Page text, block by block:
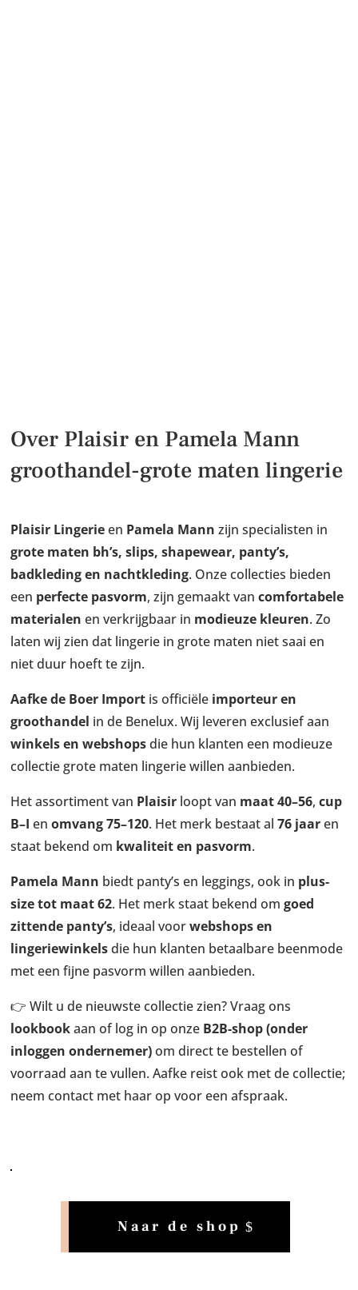
Over Plaisir en Pamela Mann
groothandel-grote maten lingerie
Plaisir Lingerieen Pamela Mann zijn specialisten in
grote maten bh’s, slips, shapewear, panty’s,
badkleding en nachtkleding. Onze collecties bieden
een perfecte pasvorm, zijn gemaakt vancomfortabele
materialen en verkrijgbaar in modieuze kleuren. Zo
laten wij zien dat lingerie in grote maten niet saai en
niet duur hoeft te zijn.
Aafke de Boer Import is officiële importeur en
groothandel in de Benelux. Wij leveren exclusief aan
winkels en webshopsdie hun klanten een modieuze
collectie grote maten lingerie willen aanbieden.
Het assortiment van Plaisir loopt van maat 40–56,cup
B–I enomvang 75–120. Het merk bestaat al76 jaaren
staat bekend om kwaliteit en pasvorm.
Pamela Mann biedt panty’s en leggings, ook in plus-
size tot maat 62. Het merk staat bekend omgoed
zittende panty’s, ideaal voorwebshops en
lingeriewinkelsdie hun klanten betaalbare beenmode
met een fijne pasvorm willen aanbieden.
👉 Wilt u de nieuwste collectie zien? Vraag ons
lookbookaan of log in op onze B2B-shop (onder
inloggen ondernemer)om direct te bestellen of
voorraad aan te vullen. Aafke reist ook met de collectie;
neem contact met haar op voor een afspraak.
Naar de shop